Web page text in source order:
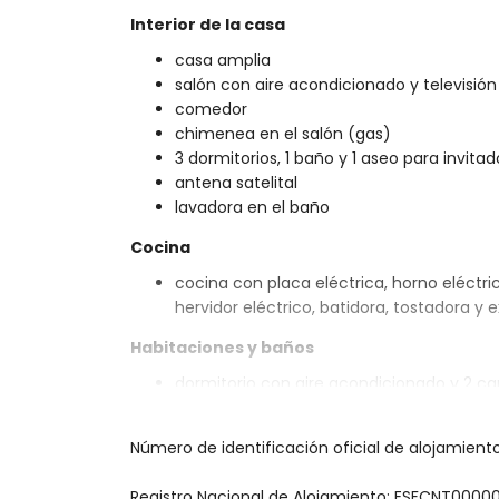
Interior de la casa
casa amplia
salón con aire acondicionado y televisión
comedor
chimenea en el salón (gas)
3 dormitorios, 1 baño y 1 aseo para
antena satelital
lavadora en el baño
Cocina
cocina con placa eléctrica, horno
hervidor eléctrico, batidora, tostadora y
Habitaciones y baños
dormitorio con aire acondicionado y 2
Número de identificación oficial de